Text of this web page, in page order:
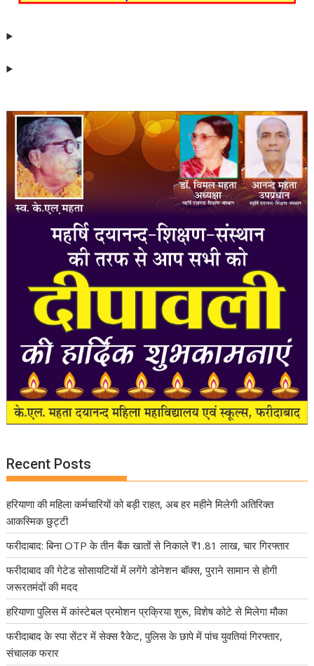
Recent Posts
हरियाणा की महिला कर्मचारियों को बड़ी राहत, अब हर महीने मिलेगी अतिरिक्त
आकस्मिक छुट्टी
फरीदाबाद: बिना OTP के तीन बैंक खातों से निकाले ₹1.81 लाख, चार गिरफ्तार
फरीदाबाद की गेटेड सोसायटियों में लगेंगे डोनेशन बॉक्स, पुराने सामान से होगी
जरूरतमंदों की मदद
हरियाणा पुलिस में कांस्टेबल प्रमोशन प्रक्रिया शुरू, विशेष कोटे से मिलेगा मौका
फरीदाबाद के स्पा सेंटर में सेक्स रैकेट, पुलिस के छापे में पांच युवतियां गिरफ्तार,
संचालक फरार